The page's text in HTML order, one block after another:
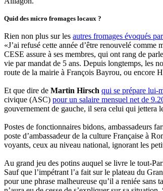
Quid des micro fromages locaux ?
Rien non plus sur les autres fromages évoqués
«J’ai refusé cette année d’être renouvelé
CESE assure à ses membres, qui ont rang de
vie par mandat de 5 ans. Depuis longtemps, les
route de la mairie à François Bayrou, ou encore
Et que dire de Martin Hirsch qui se prépare lui-
civique (ASC) pour un salaire mensuel net de
gouvernement de gauche, il sera celui qui jettera
Postes de fonctionnaires bidons, ambassadeurs
poste d’ambassadeur de la culture Française à
voyants, ceux au niveau national, ignorant les
Au grand jeu des potins auquel se livre le tout-
Sauf que l’impétrant l’a fait sur le plateau du
pour une phrase malheureuse qu’il a reniée sans